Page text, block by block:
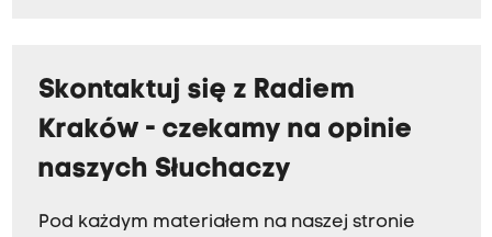
Skontaktuj się z Radiem
Kraków - czekamy na opinie
naszych Słuchaczy
Pod każdym materiałem na naszej stronie